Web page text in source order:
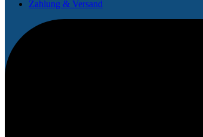
Zahlung & Versand